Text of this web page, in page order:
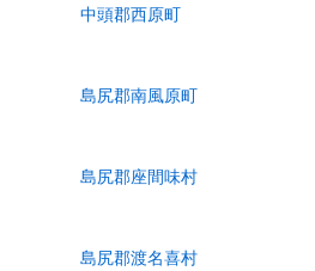
中頭郡西原町
島尻郡南風原町
島尻郡座間味村
島尻郡渡名喜村